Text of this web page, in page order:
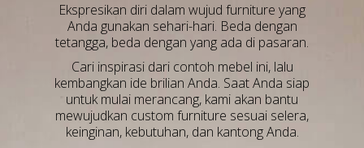
Ekspresikan diri dalam wujud furniture yang
Anda gunakan sehari-hari. Beda dengan
tetangga, beda dengan yang ada di pasaran.
Cari inspirasi dari contoh mebel ini, lalu
kembangkan ide brilian Anda. Saat Anda siap
untuk mulai merancang, kami akan bantu
mewujudkan custom furniture sesuai selera,
keinginan, kebutuhan, dan kantong Anda.